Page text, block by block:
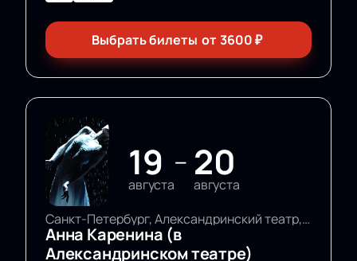
Выбрать билеты от3600₽
19
августа
— 20
августа
Санкт-Петербург, Александринский театр, Основная сцена
Анна Каренина (в
Александринском театре)